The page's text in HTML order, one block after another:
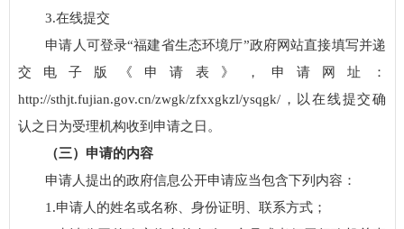
3.在线提交
申请人可登录“福建省生态环境厅”政府网站直接填写并递
交电子版《申请表》，申请网址：
http://sthjt.fujian.gov.cn/zwgk/zfxxgkzl/ysqgk/，以在线提交确
认之日为受理机构收到申请之日。
（三）申请的内容
申请人提出的政府信息公开申请应当包含下列内容：
1.申请人的姓名或名称、身份证明、联系方式；